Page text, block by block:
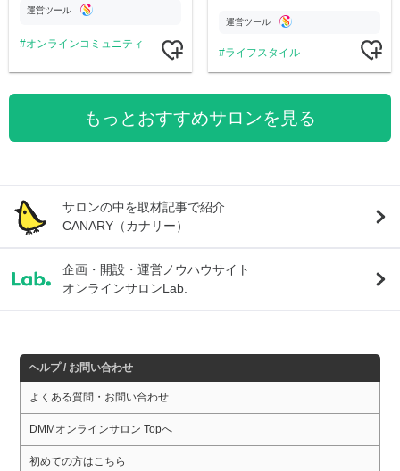
公開。
運営ツール
オンラインコミュニティ
運営ツール
ライフスタイル
もっとおすすめサロンを見る
サロンの中を取材記事で紹介
CANARY（カナリー）
企画・開設・運営ノウハウサイト
オンラインサロンLab.
ヘルプ / お問い合わせ
よくある質問・お問い合わせ
DMMオンラインサロン Topへ
初めての方はこちら